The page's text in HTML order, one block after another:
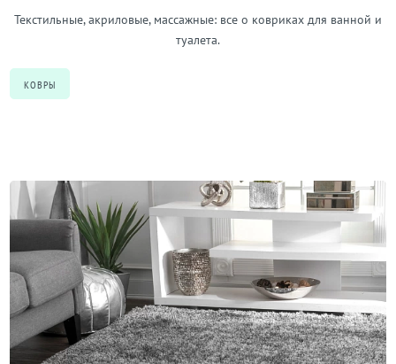
Текстильные, акриловые, массажные: все о ковриках для ванной и
туалета.
КОВРЫ